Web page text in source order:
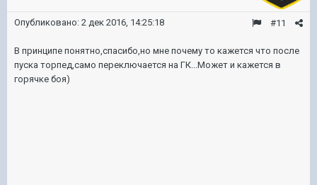
#11
Опубликовано: 2 дек 2016, 14:25:18
В принципе понятно,спасибо,но мне почему то кажется что после
пуска торпед,само переключается на ГК...Может и кажется в
горячке боя)